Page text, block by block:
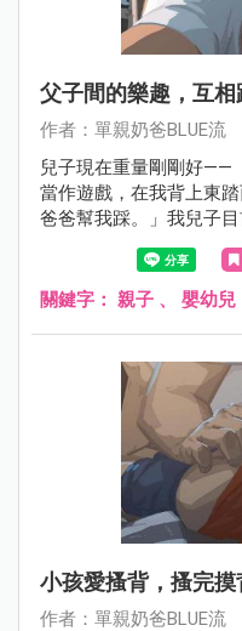
父子間的樂趣，互相
作者：單親奶爸BLUE流
兒子現在重量剛剛好——
當作遊戲，在我背上東
爸爸幫我踩。」我兒子
的背上來、踩」我兒子
上，我從來沒想到他會
關鍵字： 親子 、 嬰幼兒
小孩愛搔背，搔完
作者：單親奶爸BLUE流